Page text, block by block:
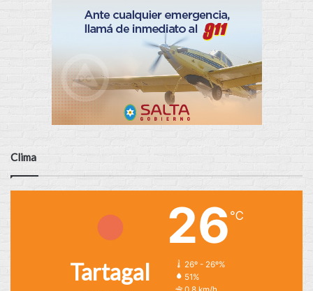
Clima
Tartagal
26 ℃
26º - 26º%
51%